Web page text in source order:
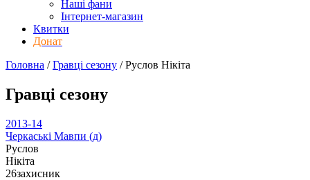
Наші фани
Інтернет-магазин
Квитки
Донат
Головна /Гравці сезону /Руслов Нікіта
Гравці сезону
2013-14
Черкаські Мавпи (д)
Руслов
Нікіта
26захисник